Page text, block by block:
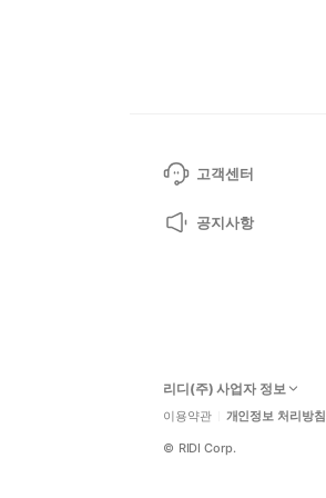
고객센터
공지사항
리디(주) 사업자 정보
이용약관 개인정보 처리방침
© RIDI Corp.